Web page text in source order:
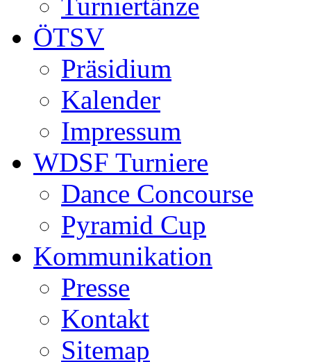
ÖTSV
Präsidium
Kalender
Impressum
WDSF Turniere
Dance Concourse
Pyramid Cup
Kommunikation
Presse
Kontakt
Sitemap